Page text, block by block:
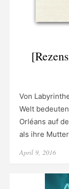
Von
Welt
Orléans auf
als ihre
Posted
April 9, 2016